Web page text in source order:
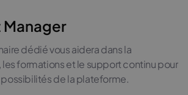
dédié vous aidera dans la
formations et le support continu pour
de la plateforme.